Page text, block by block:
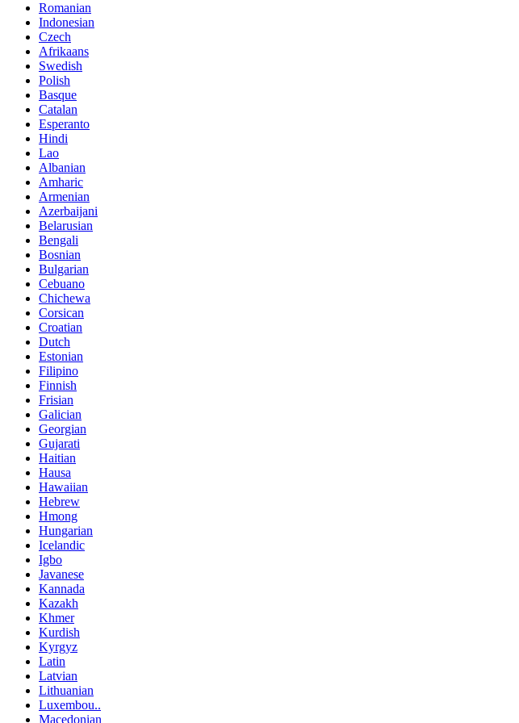
Romanian
Indonesian
Czech
Afrikaans
Swedish
Polish
Basque
Catalan
Esperanto
Hindi
Lao
Albanian
Amharic
Armenian
Azerbaijani
Belarusian
Bengali
Bosnian
Bulgarian
Cebuano
Chichewa
Corsican
Croatian
Dutch
Estonian
Filipino
Finnish
Frisian
Galician
Georgian
Gujarati
Haitian
Hausa
Hawaiian
Hebrew
Hmong
Hungarian
Icelandic
Igbo
Javanese
Kannada
Kazakh
Khmer
Kurdish
Kyrgyz
Latin
Latvian
Lithuanian
Luxembou..
Macedonian